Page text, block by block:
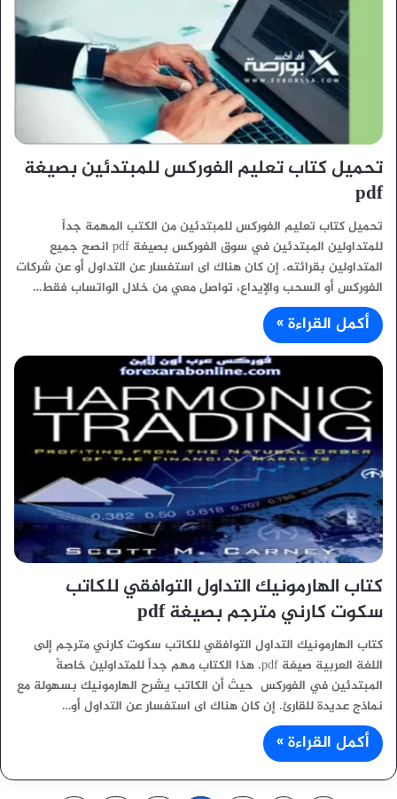
تحميل كتاب تعليم الفوركس للمبتدئين بصيغة
pdf
تحميل كتاب تعليم الفوركس للمبتدئين من الكتب المهمة جداً
للمتداولين المبتدئين في سوق الفوركس بصيغة pdf انصح جميع
المتداولين بقرائته. إن كان هناك اى استفسار عن التداول أو عن شركات
الفوركس أو السحب والإيداع، تواصل معي من خلال الواتساب فقط…
أكمل القراءة »
كتاب الهارمونيك التداول التوافقي للكاتب
سكوت كارني مترجم بصيغة pdf
كتاب الهارمونيك التداول التوافقي للكاتب سكوت كارني مترجم إلى
اللغة العربية صيغة pdf. هذا الكتاب مهم جداً للمتداولين خاصةً
المبتدئين في الفوركس حيث أن الكاتب يشرح الهارمونيك بسهولة مع
نماذج عديدة للقارئ. إن كان هناك اى استفسار عن التداول أو…
أكمل القراءة »